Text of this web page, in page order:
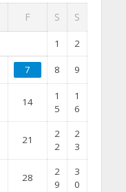
F S S
1 2
7 8 9
14
1
5
1
6
21
2
2
2
3
28
2
9
3
0